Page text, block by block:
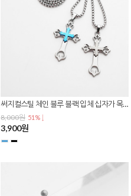
써지컬스틸 체인 블루 블랙 입체 십자가 목걸이 N-0433
8,000원 51% ↓
3,900원